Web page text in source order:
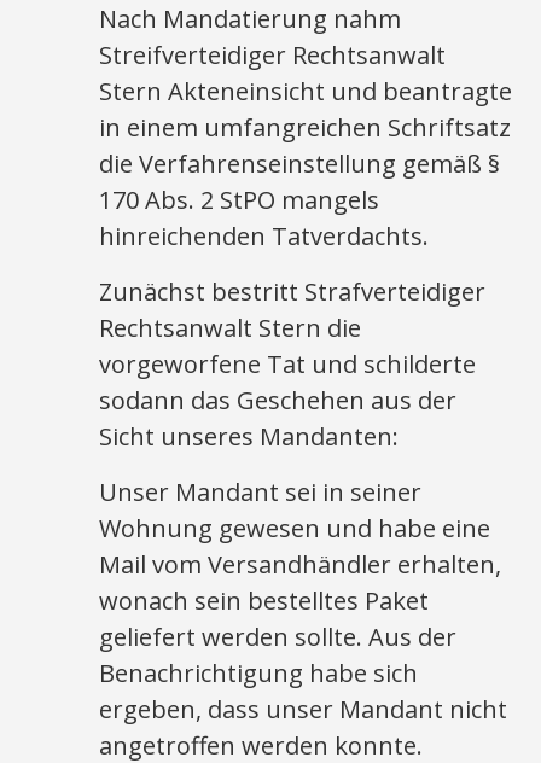
Nach Mandatierung nahm
Streifverteidiger Rechtsanwalt
Stern Akteneinsicht und beantragte
in einem umfangreichen Schriftsatz
die Verfahrenseinstellung gemäß §
170 Abs. 2 StPO mangels
hinreichenden Tatverdachts.
Zunächst bestritt Strafverteidiger
Rechtsanwalt Stern die
vorgeworfene Tat und schilderte
sodann das Geschehen aus der
Sicht unseres Mandanten:
Unser Mandant sei in seiner
Wohnung gewesen und habe eine
Mail vom Versandhändler erhalten,
wonach sein bestelltes Paket
geliefert werden sollte. Aus der
Benachrichtigung habe sich
ergeben, dass unser Mandant nicht
angetroffen werden konnte.